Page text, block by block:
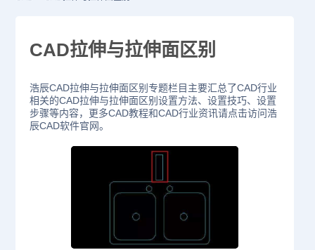
CAD拉伸与拉伸面区别
浩辰CAD拉伸与拉伸面区别专题栏目主要汇总了CAD行业
相关的CAD拉伸与拉伸面区别设置方法、设置技巧、设置
步骤等内容，更多CAD教程和CAD行业资讯请点击访问浩
辰CAD软件官网。